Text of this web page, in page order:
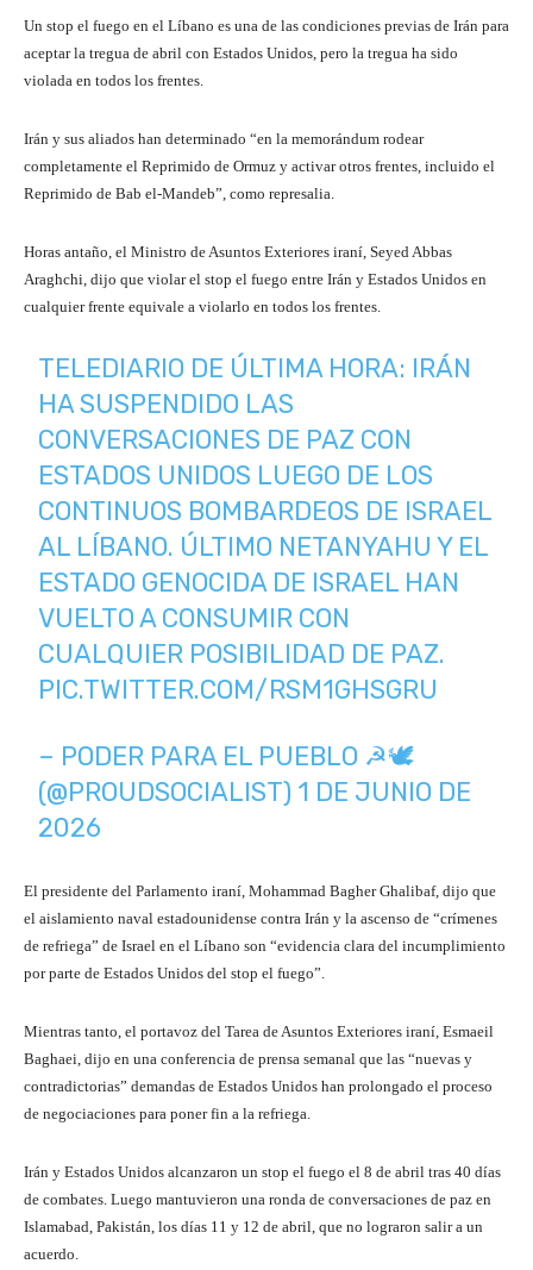
Un stop el fuego en el Líbano es una de las condiciones previas de Irán para
aceptar la tregua de abril con Estados Unidos, pero la tregua ha sido
violada en todos los frentes.
Irán y sus aliados han determinado “en la memorándum rodear
completamente el Reprimido de Ormuz y activar otros frentes, incluido el
Reprimido de Bab el-Mandeb”, como represalia.
Horas antaño, el Ministro de Asuntos Exteriores iraní, Seyed Abbas
Araghchi, dijo que violar el stop el fuego entre Irán y Estados Unidos en
cualquier frente equivale a violarlo en todos los frentes.
TELEDIARIO DE ÚLTIMA HORA: IRÁN
HA SUSPENDIDO LAS
CONVERSACIONES DE PAZ CON
ESTADOS UNIDOS LUEGO DE LOS
CONTINUOS BOMBARDEOS DE ISRAEL
AL LÍBANO. ÚLTIMO NETANYAHU Y EL
ESTADO GENOCIDA DE ISRAEL HAN
VUELTO A CONSUMIR CON
CUALQUIER POSIBILIDAD DE PAZ.
PIC.TWITTER.COM/RSM1GHSGRU
– PODER PARA EL PUEBLO ☭🕊
(@PROUDSOCIALIST) 1 DE JUNIO DE
2026
El presidente del Parlamento iraní, Mohammad Bagher Ghalibaf, dijo que
el aislamiento naval estadounidense contra Irán y la ascenso de “crímenes
de refriega” de Israel en el Líbano son “evidencia clara del incumplimiento
por parte de Estados Unidos del stop el fuego”.
Mientras tanto, el portavoz del Tarea de Asuntos Exteriores iraní, Esmaeil
Baghaei, dijo en una conferencia de prensa semanal que las “nuevas y
contradictorias” demandas de Estados Unidos han prolongado el proceso
de negociaciones para poner fin a la refriega.
Irán y Estados Unidos alcanzaron un stop el fuego el 8 de abril tras 40 días
de combates. Luego mantuvieron una ronda de conversaciones de paz en
Islamabad, Pakistán, los días 11 y 12 de abril, que no lograron salir a un
acuerdo.